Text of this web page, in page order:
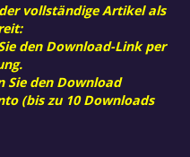
vollständige Artikel als
den Download-Link per
Sie den Download
(bis zu 10 Downloads